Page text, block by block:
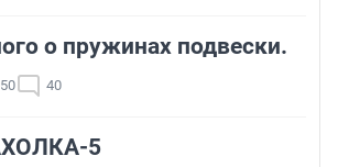
о пружинах подвески.
40
5